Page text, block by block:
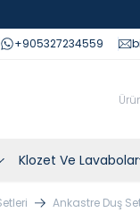
+905327234559
Klozet Ve Lavabolar
Ankastre Duş